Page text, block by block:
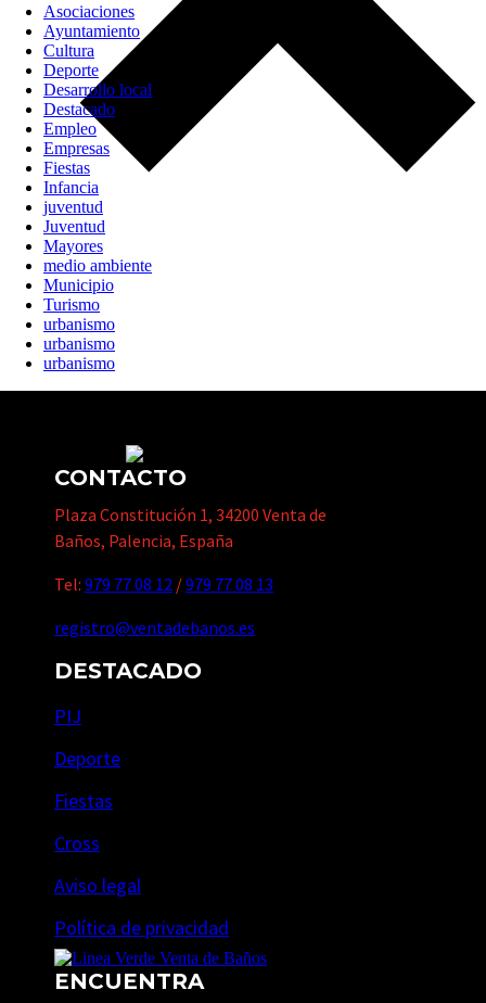
Asociaciones
Ayuntamiento
Cultura
Deporte
Desarrollo local
Destacado
Empleo
Empresas
Fiestas
Infancia
juventud
Juventud
Mayores
medio ambiente
Municipio
Turismo
urbanismo
urbanismo
urbanismo
CONTACTO
Plaza Constitución 1, 34200 Venta de
Baños, Palencia, España
Tel: 979 77 08 12 /979 77 08 13
registro@ventadebanos.es
DESTACADO
PIJ
Deporte
Fiestas
Cross
Aviso legal
Política de privacidad
ENCUENTRA